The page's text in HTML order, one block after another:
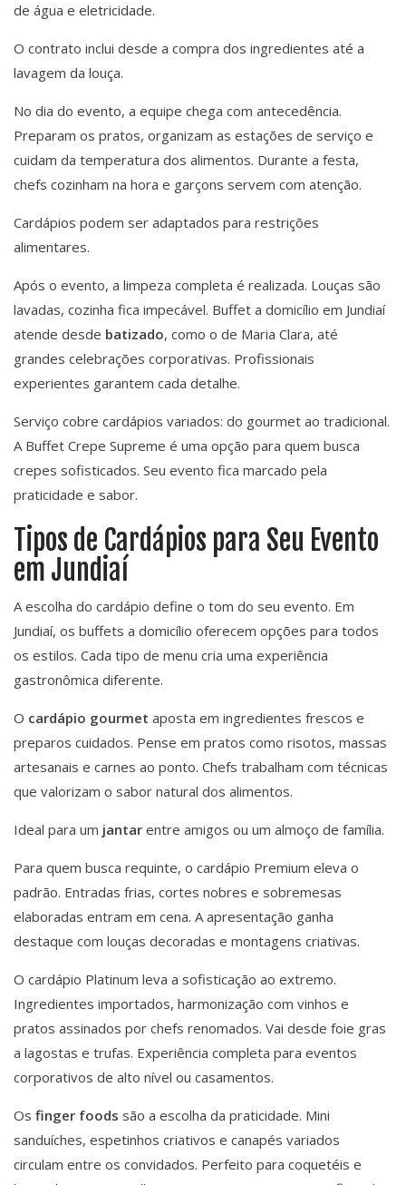
de água e eletricidade.
O contrato inclui desde a compra dos ingredientes até a
lavagem da louça.
No dia do evento, a equipe chega com antecedência.
Preparam os pratos, organizam as estações de serviço e
cuidam da temperatura dos alimentos. Durante a festa,
chefs cozinham na hora e garçons servem com atenção.
Cardápios podem ser adaptados para restrições
alimentares.
Após o evento, a limpeza completa é realizada. Louças são
lavadas, cozinha fica impecável. Buffet a domicílio em Jundiaí
atende desde batizado, como o de Maria Clara, até
grandes celebrações corporativas. Profissionais
experientes garantem cada detalhe.
Serviço cobre cardápios variados: do gourmet ao tradicional.
A Buffet Crepe Supreme é uma opção para quem busca
crepes sofisticados. Seu evento fica marcado pela
praticidade e sabor.
Tipos de Cardápios para Seu Evento
em Jundiaí
A escolha do cardápio define o tom do seu evento. Em
Jundiaí, os buffets a domicílio oferecem opções para todos
os estilos. Cada tipo de menu cria uma experiência
gastronômica diferente.
O cardápio gourmet aposta em ingredientes frescos e
preparos cuidados. Pense em pratos como risotos, massas
artesanais e carnes ao ponto. Chefs trabalham com técnicas
que valorizam o sabor natural dos alimentos.
Ideal para um jantar entre amigos ou um almoço de família.
Para quem busca requinte, o cardápio Premium eleva o
padrão. Entradas frias, cortes nobres e sobremesas
elaboradas entram em cena. A apresentação ganha
destaque com louças decoradas e montagens criativas.
O cardápio Platinum leva a sofisticação ao extremo.
Ingredientes importados, harmonização com vinhos e
pratos assinados por chefs renomados. Vai desde foie gras
a lagostas e trufas. Experiência completa para eventos
corporativos de alto nível ou casamentos.
Os finger foods são a escolha da praticidade. Mini
sanduíches, espetinhos criativos e canapés variados
circulam entre os convidados. Perfeito para coquetéis e